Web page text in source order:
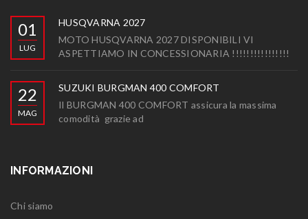
01
LUG
HUSQVARNA 2027
MOTO HUSQVARNA 2027 DISPONIBILI VI
ASPETTIAMO IN CONCESSIONARIA !!!!!!!!!!!!!!!!
22
MAG
SUZUKI BURGMAN 400 COMFORT
Il BURGMAN 400 COMFORT assicura la massima
comodità grazie ad
INFORMAZIONI
Chi siamo